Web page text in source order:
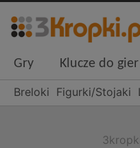
Gry Klucze do gier
Breloki Figurki/Stojaki